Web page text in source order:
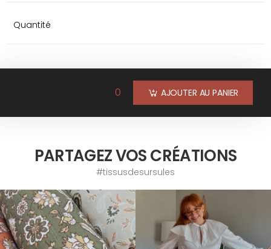
Quantité
0 AJOUTER AU PANIER
PARTAGEZ VOS CRÉATIONS
#tissusdesursules